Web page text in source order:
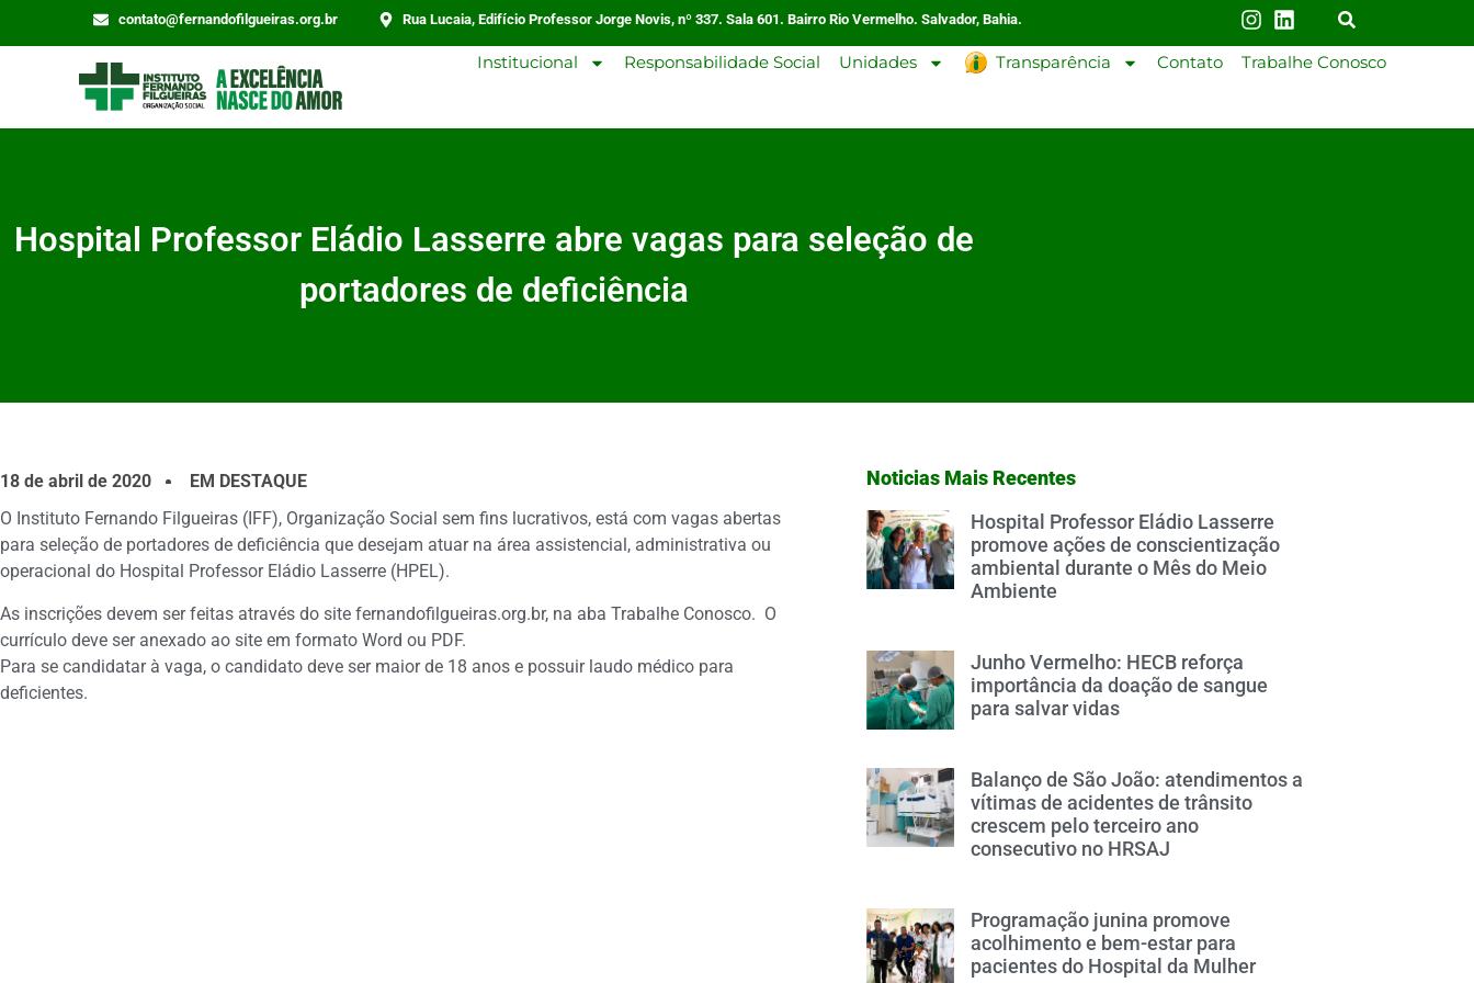
contato@fernandofilgueiras.org.br Rua Lucaia, Edifício Professor Jorge Novis, nº 337. Sala 601. Bairro Rio Vermelho. Salvador, Bahia.
Institucional Responsabilidade Social Unidades Transparência Contato Trabalhe Conosco
Hospital Professor Eládio Lasserre abre vagas para seleção de
portadores de deficiência
18 de abril de 2020
EM DESTAQUE
O Instituto Fernando Filgueiras (IFF), Organização Social sem fins lucrativos, está com vagas abertas
para seleção de portadores de deficiência que desejam atuar na área assistencial, administrativa ou
operacional do Hospital Professor Eládio Lasserre (HPEL).
As inscrições devem ser feitas através do site fernandofilgueiras.org.br, na aba Trabalhe Conosco. O
currículo deve ser anexado ao site em formato Word ou PDF.
Para se candidatar à vaga, o candidato deve ser maior de 18 anos e possuir laudo médico para
deficientes.
Noticias Mais Recentes
Hospital Professor Eládio Lasserre
promove ações de conscientização
ambiental durante o Mês do Meio
Ambiente
Junho Vermelho: HECB reforça
importância da doação de sangue
para salvar vidas
Balanço de São João: atendimentos a
vítimas de acidentes de trânsito
crescem pelo terceiro ano
consecutivo no HRSAJ
Programação junina promove
acolhimento e bem-estar para
pacientes do Hospital da Mulher